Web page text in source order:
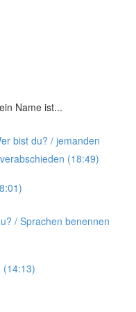
Name ist...
bist du? / jemanden
(18:49)
/ Sprachen benennen
(14:13)